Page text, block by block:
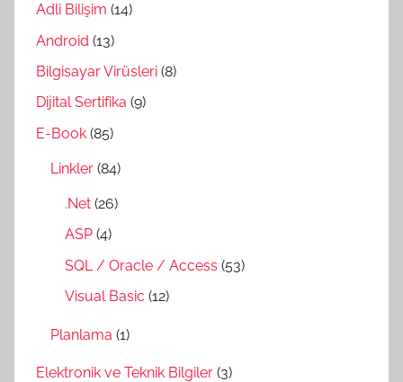
Adli Bilişim (14)
Android (13)
Bilgisayar Virüsleri (8)
Dijital Sertifika (9)
E-Book (85)
Linkler (84)
.Net (26)
ASP (4)
SQL / Oracle / Access (53)
Visual Basic (12)
Planlama (1)
Elektronik ve Teknik Bilgiler (3)